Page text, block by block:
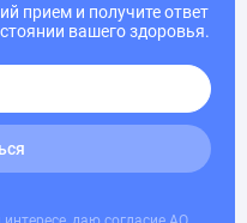
прием и получите ответ
вашего здоровья.